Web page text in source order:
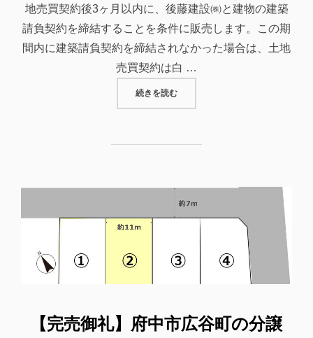
地売買契約後3ヶ月以内に、後藤建設㈱と建物の建築
請負契約を締結することを条件に販売します。この期
間内に建築請負契約を締結されなかった場合は、土地
売買契約は白 …
続きを読む“【完売御礼】府中市広谷町の分譲
【完売御礼】府中市広谷町の分譲